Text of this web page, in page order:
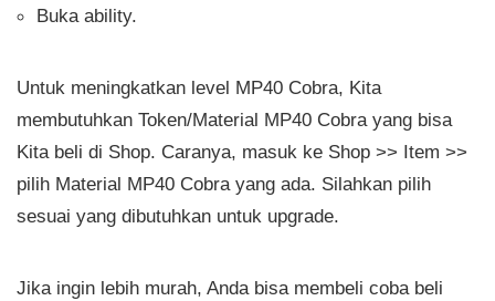
Buka ability.
Untuk meningkatkan level MP40 Cobra, Kita
membutuhkan Token/Material MP40 Cobra yang bisa
Kita beli di Shop. Caranya, masuk ke Shop >> Item >>
pilih Material MP40 Cobra yang ada. Silahkan pilih
sesuai yang dibutuhkan untuk upgrade.
Jika ingin lebih murah, Anda bisa membeli coba beli